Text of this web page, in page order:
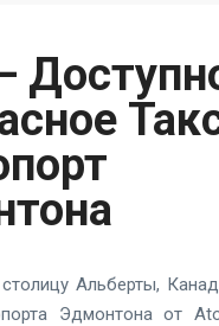
Альберты,
Эдмонтона от